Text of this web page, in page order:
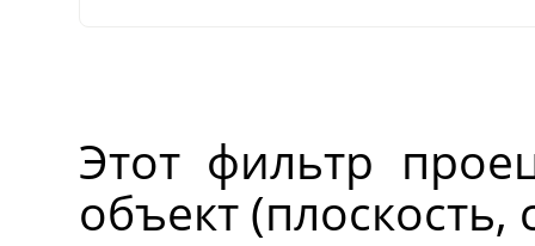
Этот фильтр
объект (плоскость,